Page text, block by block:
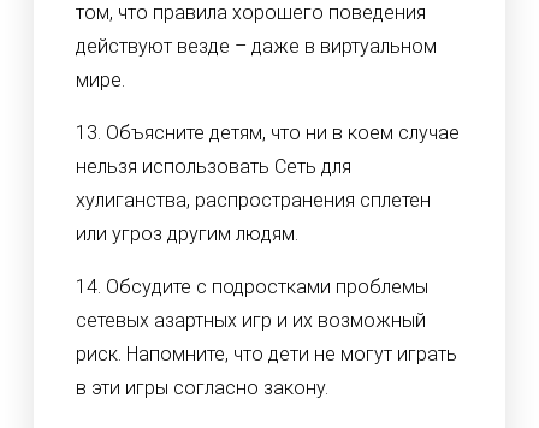
том, что правила хорошего поведения
действуют везде – даже в виртуальном
мире.
13. Объясните детям, что ни в коем случае
нельзя использовать Сеть для
хулиганства, распространения сплетен
или угроз другим людям.
14. Обсудите с подростками проблемы
сетевых азартных игр и их возможный
риск. Напомните, что дети не могут играть
в эти игры согласно закону.